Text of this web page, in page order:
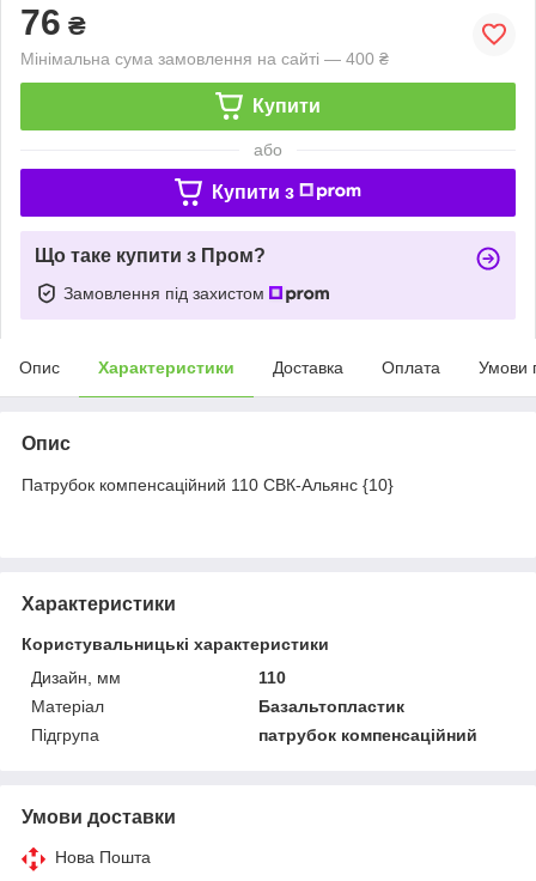
76 ₴
Мінімальна сума замовлення на сайті — 400 ₴
Купити
або
Купити з
Що таке купити з Пром?
Замовлення під захистом
Опис Характеристики Доставка Оплата Умови
Опис
Патрубок компенсаційний 110 СВК-Альянс {10}
Характеристики
Користувальницькі характеристики
Дизайн, мм
110
Матеріал
Базальтопластик
Підгрупа
патрубок компенсаційний
Умови доставки
Нова Пошта